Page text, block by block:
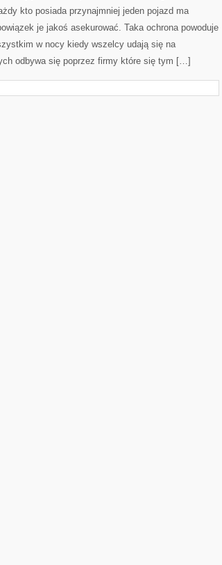
kto posiada przynajmniej jeden pojazd ma
je jakoś asekurować. Taka ochrona powoduje
w nocy kiedy wszelcy udają się na
odbywa się poprzez firmy które się tym […]